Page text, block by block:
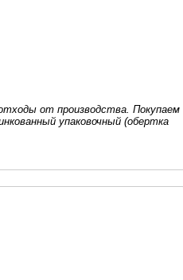
от производства. Покупаем
упаковочный (обертка